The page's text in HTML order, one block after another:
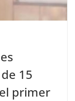
15
primer